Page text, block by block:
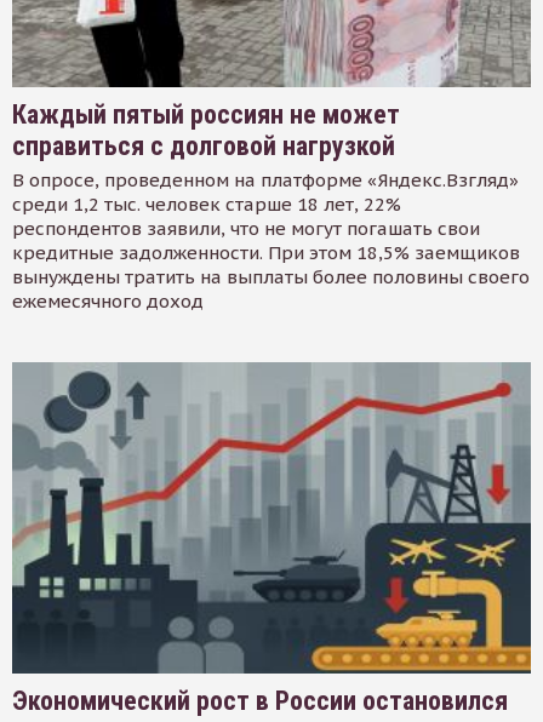
Каждый пятый россиян не может
справиться с долговой нагрузкой
В опросе, проведенном на платформе «Яндекс.Взгляд»
среди 1,2 тыс. человек старше 18 лет, 22%
респондентов заявили, что не могут погашать свои
кредитные задолженности. При этом 18,5% заемщиков
вынуждены тратить на выплаты более половины своего
ежемесячного доход
Экономический рост в России остановился